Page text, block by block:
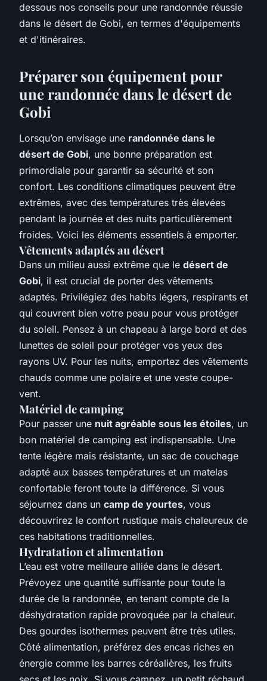
dessous nos conseils pour une randonnée réussie
dans le désert de Gobi, en termes d'équipements
et d'itinéraires.
Préparer son équipement pour
une randonnée dans le désert de
Gobi
Lorsqu’on envisage une randonnée dans le
désert de Gobi, une bonne préparation est
primordiale pour garantir sa sécurité et son
confort. Les conditions climatiques peuvent être
extrêmes, avec des températures très élevées
pendant la journée et des nuits particulièrement
froides. Voici les éléments essentiels à emporter.
Vêtements adaptés au désert
Dans un milieu aussi extrême que le désert de
Gobi, il est crucial de porter des vêtements
adaptés. Privilégiez des habits légers, respirants et
qui couvrent bien votre peau pour vous protéger
du soleil. Pensez à un chapeau à large bord et des
lunettes de soleil pour protéger vos yeux des
rayons UV. Pour les nuits, emportez des vêtements
chauds comme une polaire et une veste coupe-
vent.
Matériel de camping
Pour passer une nuit agréable sous les étoiles, un
bon matériel de camping est indispensable. Une
tente légère mais résistante, un sac de couchage
adapté aux basses températures et un matelas
confortable feront toute la différence. Si vous
séjournez dans un camp de yourtes, vous
découvrirez le confort rustique mais chaleureux de
ces habitations traditionnelles.
Hydratation et alimentation
L’eau est votre meilleure alliée dans le désert.
Prévoyez une quantité suffisante pour toute la
durée de la randonnée, en tenant compte de la
déshydratation rapide provoquée par la chaleur.
Des gourdes isothermes peuvent être très utiles.
Côté alimentation, préférez des encas riches en
énergie comme les barres céréalières, les fruits